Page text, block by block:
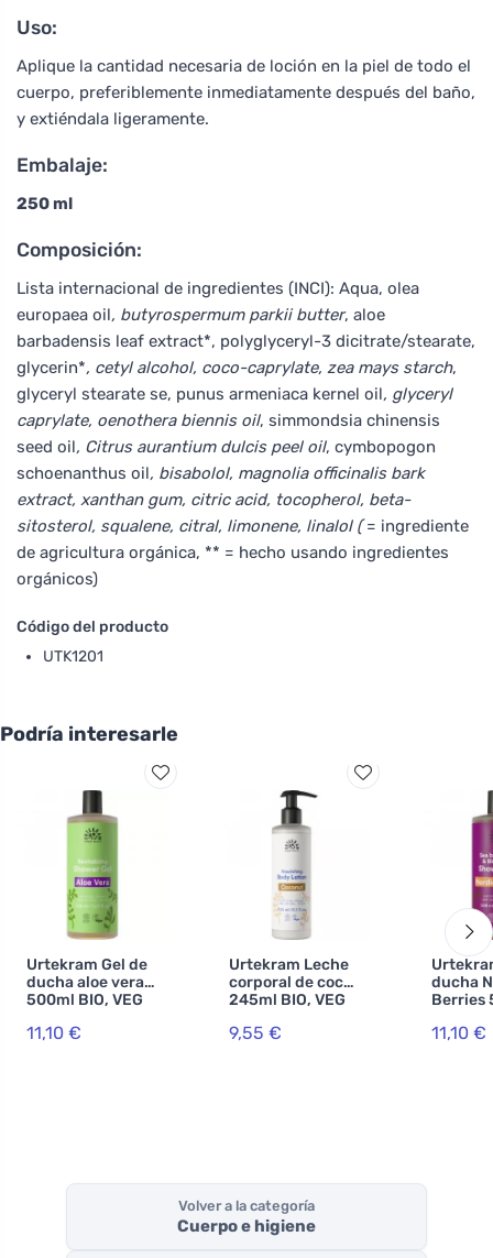
Uso:
Aplique la cantidad necesaria de loción en la piel de todo el
cuerpo, preferiblemente inmediatamente después del baño,
y extiéndala ligeramente.
Embalaje:
250 ml
Composición:
Lista internacional de ingredientes (INCI): Aqua, olea
europaea oil, butyrospermum parkii butter, aloe
barbadensis leaf extract*, polyglyceryl-3 dicitrate/stearate,
glycerin*, cetyl alcohol, coco-caprylate, zea mays starch,
glyceryl stearate se, punus armeniaca kernel oil, glyceryl
caprylate, oenothera biennis oil, simmondsia chinensis
seed oil, Citrus aurantium dulcis peel oil, cymbopogon
schoenanthus oil, bisabolol, magnolia officinalis bark
extract, xanthan gum, citric acid, tocopherol, beta-
sitosterol, squalene, citral, limonene, linalol (= ingrediente
de agricultura orgánica, ** = hecho usando ingredientes
orgánicos)
Código del producto
UTK1201
Podría interesarle
Urtekram Gel de
ducha aloe vera
500ml BIO, VEG
11,10 €
Urtekram Leche
corporal de coco
245ml BIO, VEG
9,55 €
ducha
Berries
11,10 €
Volver a la categoría
Cuerpo e higiene